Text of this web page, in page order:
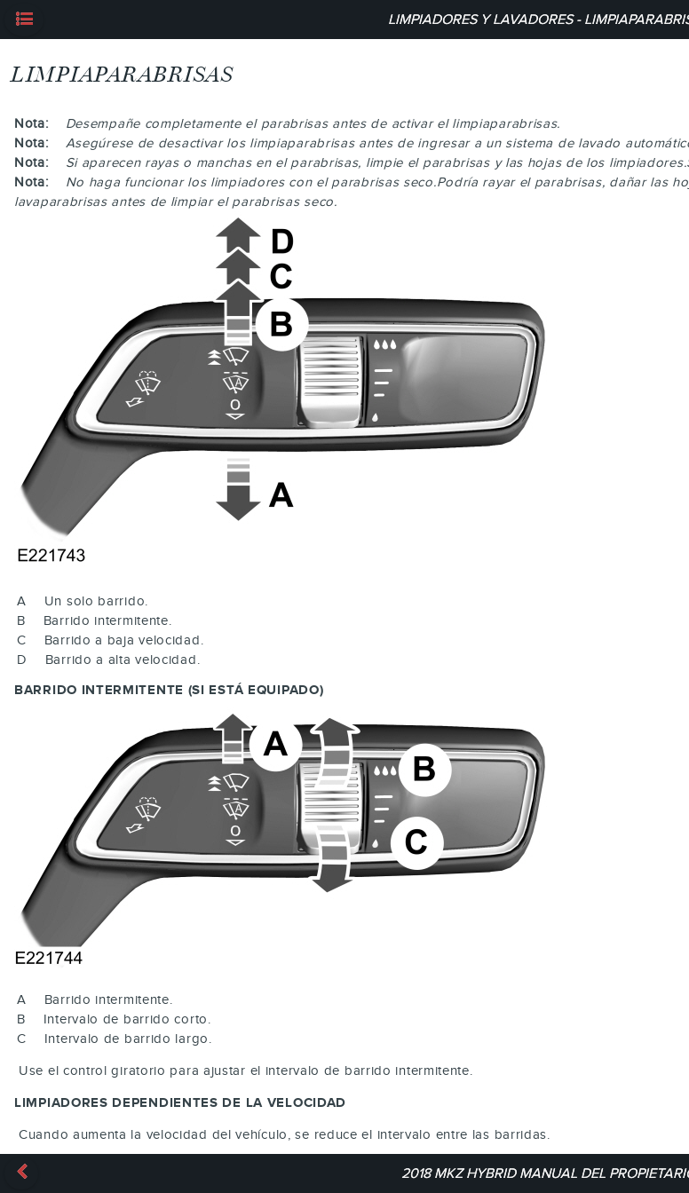
LIMPIADORES Y LAVADORES -
LIMPIAPARABRISAS
Nota:
Desempañe completamente el parabrisas antes de activar el limpiaparabrisas.
Nota:
Asegúrese de desactivar los limpiaparabrisas antes de ingresar a un sistema de lavado
Nota:
Si aparecen rayas o manchas en el parabrisas, limpie el parabrisas y las hojas de los
Nota:
No haga funcionar los limpiadores con el parabrisas seco.Podría rayar el parabrisas, dañar las
lavaparabrisas antes de limpiar el parabrisas seco.
A
Un solo barrido.
B
Barrido intermitente.
C
Barrido a baja velocidad.
D
Barrido a alta velocidad.
BARRIDO INTERMITENTE (SI ESTÁ EQUIPADO)
A
Barrido intermitente.
B
Intervalo de barrido corto.
C
Intervalo de barrido largo.
Use el control giratorio para ajustar el intervalo de barrido intermitente.
LIMPIADORES DEPENDIENTES DE LA VELOCIDAD
Cuando aumenta la velocidad del vehículo, se reduce el intervalo entre las barridas.
2018 MKZ HYBRID MANUAL DEL